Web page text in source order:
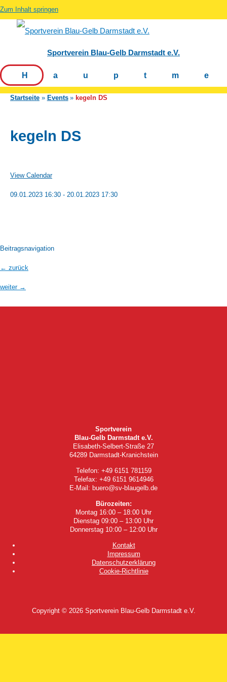
Zum Inhalt springen
Sportverein Blau-Gelb Darmstadt e.V.
Startseite Events kegeln DS
kegeln DS
View Calendar
09.01.2023 16:30 - 20.01.2023 17:30
Beitragsnavigation
← zurück
weiter →
Sportverein
Blau-Gelb Darmstadt e.V.
Elisabeth-Selbert-Straße 27
64289 Darmstadt-Kranichstein
Telefon: +49 6151 781159
Telefax: +49 6151 9614946
E-Mail: buero@sv-blaugelb.de
Bürozeiten:
Montag 16:00 – 18:00 Uhr
Dienstag 09:00 – 13:00 Uhr
Donnerstag 10:00 – 12:00 Uhr
Kontakt
Impressum
Datenschutzerklärung
Cookie-Richtlinie
Copyright © 2026 Sportverein Blau-Gelb Darmstadt e.V.